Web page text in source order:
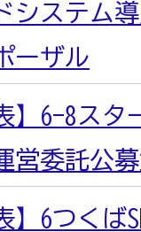
システム
ーザル
】6-8ス
営委託公
】6つくば